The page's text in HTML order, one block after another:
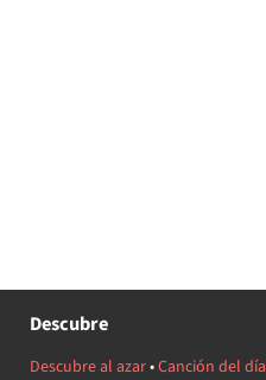
Descubre
Descubre al azar•Canción del día